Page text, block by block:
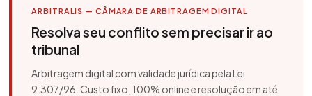
ARBITRALIS — CÂMARA DE ARBITRAGEM DIGITAL
Resolva seu conflito sem precisar ir ao
tribunal
Arbitragem digital com validade jurídica pela Lei
9.307/96. Custo fixo, 100% online e resolução em até